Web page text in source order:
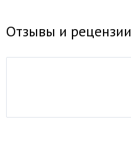
Отзывы и рецензии